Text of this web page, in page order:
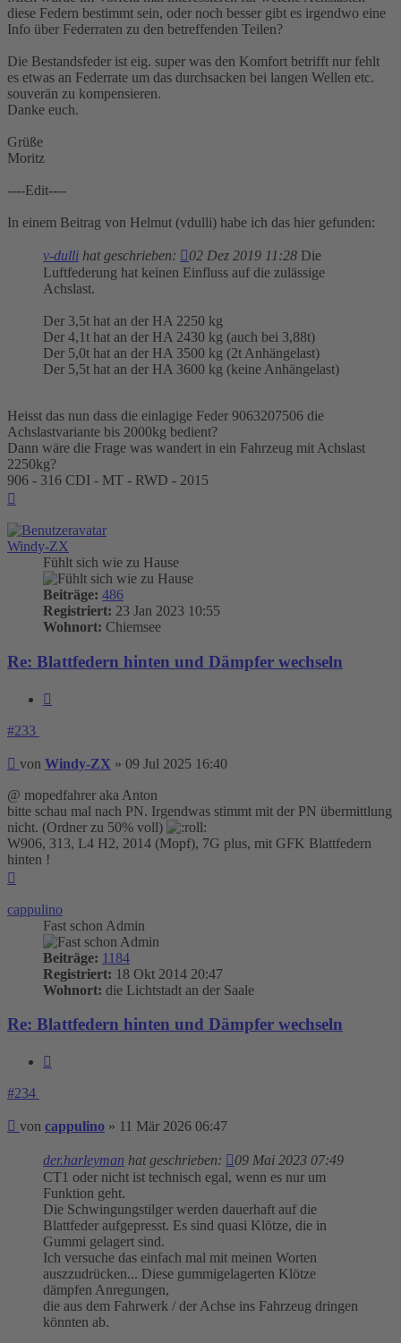
diese Federn bestimmt sein, oder noch besser gibt es irgendwo eine
Info über Federraten zu den betreffenden Teilen?
Die Bestandsfeder ist eig. super was den Komfort betrifft nur fehlt
es etwas an Federrate um das durchsacken bei langen Wellen etc.
souverän zu kompensieren.
Danke euch.
Grüße
Moritz
----Edit----
In einem Beitrag von Helmut (vdulli) habe ich das hier gefunden:
v-dulli hat geschrieben: 02 Dez 2019 11:28 Die
Luftfederung hat keinen Einfluss auf die zulässige
Achslast.
Der 3,5t hat an der HA 2250 kg
Der 4,1t hat an der HA 2430 kg (auch bei 3,88t)
Der 5,0t hat an der HA 3500 kg (2t Anhängelast)
Der 5,5t hat an der HA 3600 kg (keine Anhängelast)
Heisst das nun dass die einlagige Feder 9063207506 die
Achslastvariante bis 2000kg bedient?
Dann wäre die Frage was wandert in ein Fahrzeug mit Achslast
2250kg?
906 - 316 CDI - MT - RWD - 2015
Windy-ZX
Fühlt sich wie zu Hause
Beiträge: 486
Registriert: 23 Jan 2023 10:55
Wohnort: Chiemsee
Re: Blattfedern hinten und Dämpfer wechseln
#233
Beitrag
von Windy-ZX » 09 Jul 2025 16:40
@ mopedfahrer aka Anton
bitte schau mal nach PN. Irgendwas stimmt mit der PN übermittlung
nicht. (Ordner zu 50% voll)
W906, 313, L4 H2, 2014 (Mopf), 7G plus, mit GFK Blattfedern
hinten !
cappulino
Fast schon Admin
Beiträge: 1184
Registriert: 18 Okt 2014 20:47
Wohnort: die Lichtstadt an der Saale
Re: Blattfedern hinten und Dämpfer wechseln
#234
Beitrag
von cappulino » 11 Mär 2026 06:47
der.harleyman hat geschrieben:
09 Mai 2023 07:49
CT1 oder nicht ist technisch egal, wenn es nur um
Funktion geht.
Die Schwingungstilger werden dauerhaft auf die
Blattfeder aufgepresst. Es sind quasi Klötze, die in
Gummi gelagert sind.
Ich versuche das einfach mal mit meinen Worten
auszzudrücken... Diese gummigelagerten Klötze
dämpfen Anregungen,
die aus dem Fahrwerk / der Achse ins Fahrzeug dringen
könnten ab.